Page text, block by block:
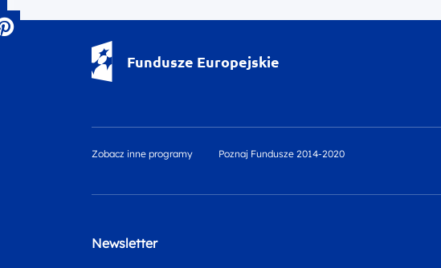
Fundusze Europejskie
Zobacz inne programy Poznaj Fundusze 2014-2020
Newsletter